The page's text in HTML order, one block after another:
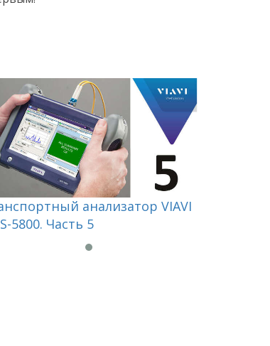
анализатор VIAVI
5800. Часть 5